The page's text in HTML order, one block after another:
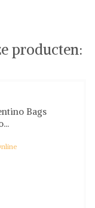
producten:
Bags